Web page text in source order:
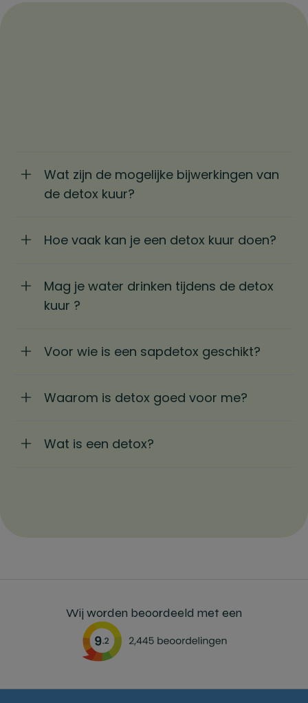
Wat zijn de mogelijke bijwerkingen van
de detox kuur?
Hoe vaak kan je een detox kuur doen?
Mag je water drinken tijdens de detox
kuur ?
Voor wie is een sapdetox geschikt?
Waarom is detox goed voor me?
Wat is een detox?
Wij worden beoordeeld met een